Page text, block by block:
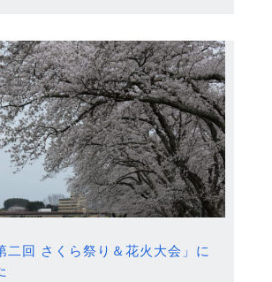
二回 さくら祭り＆花火大会」に